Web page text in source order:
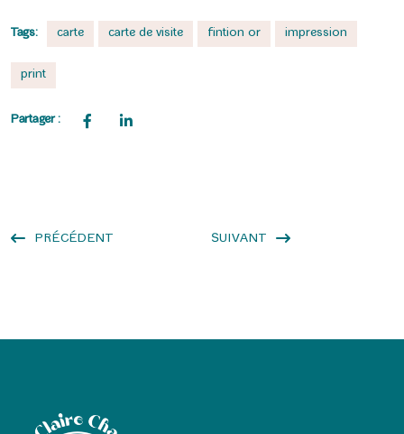
Tags: carte carte de visite fintion or impression
print
Partager :
PRÉCÉDENT SUIVANT